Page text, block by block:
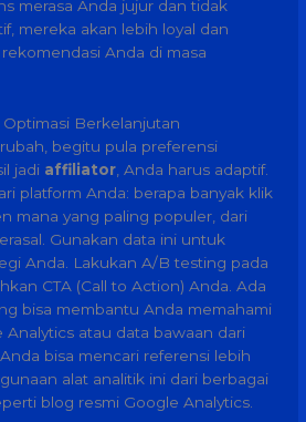
merasa Anda jujur dan tidak
mereka akan lebih loyal dan
Anda di masa
Optimasi Berkelanjutan
begitu pula preferensi
jadi affiliator, Anda harus adaptif.
platform Anda: berapa banyak klik
mana yang paling populer, dari
Gunakan data ini untuk
Anda. Lakukan A/B testing pada
CTA (Call to Action) Anda. Ada
bisa membantu Anda memahami
Analytics atau data bawaan dari
bisa mencari referensi lebih
alat analitik ini dari berbagai
blog resmi Google Analytics.